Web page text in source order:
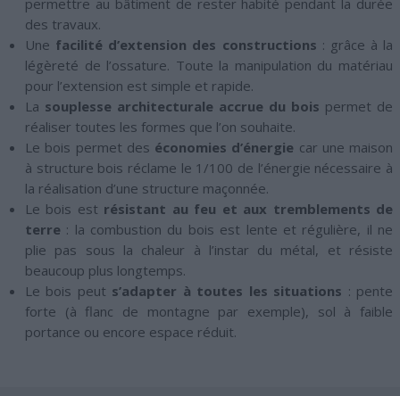
permettre au bâtiment de rester habité pendant la durée
des travaux.
Une facilité d’extension des constructions : grâce à la
légèreté de l’ossature. Toute la manipulation du matériau
pour l’extension est simple et rapide.
La souplesse architecturale accrue du bois permet de
réaliser toutes les formes que l’on souhaite.
Le bois permet des économies d’énergie car une maison
à structure bois réclame le 1/100 de l’énergie nécessaire à
la réalisation d’une structure maçonnée.
Le bois est résistant au feu et aux tremblements de
terre : la combustion du bois est lente et régulière, il ne
plie pas sous la chaleur à l’instar du métal, et résiste
beaucoup plus longtemps.
Le bois peut s’adapter à toutes les situations : pente
forte (à flanc de montagne par exemple), sol à faible
portance ou encore espace réduit.